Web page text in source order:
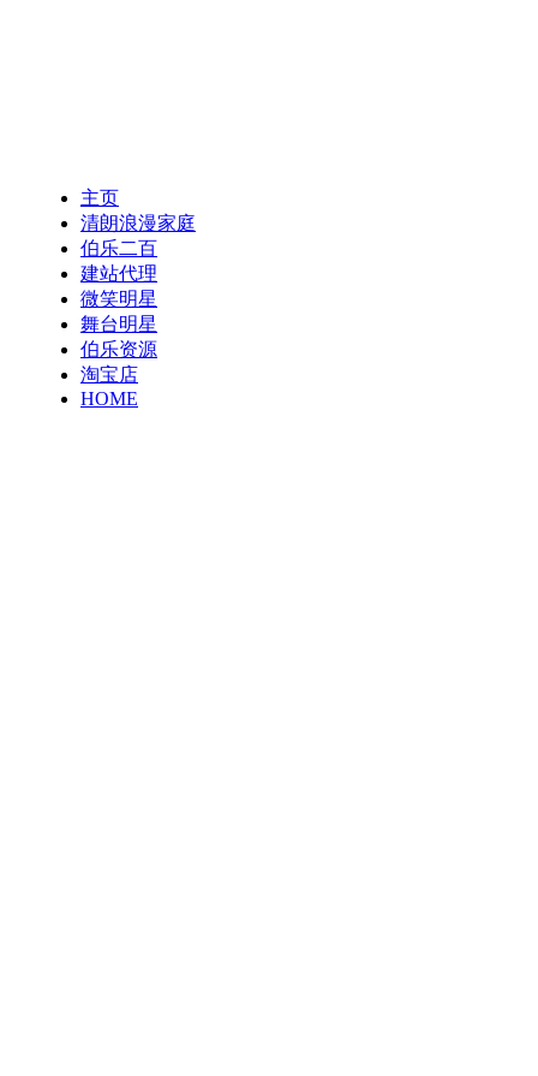
主页
清朗浪漫家庭
伯乐二百
建站代理
微笑明星
舞台明星
伯乐资源
淘宝店
HOME